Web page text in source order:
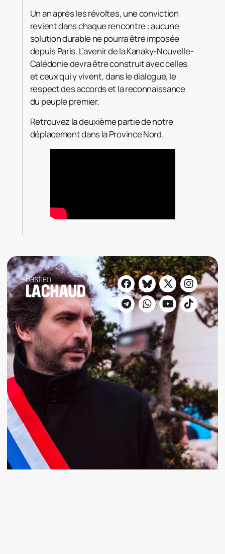
Un an après les révoltes, une conviction
revient dans chaque rencontre : aucune
solution durable ne pourra être imposée
depuis Paris. L’avenir de la Kanaky-Nouvelle-
Calédonie devra être construit avec celles
et ceux qui y vivent, dans le dialogue, le
respect des accords et la reconnaissance
du peuple premier.
Retrouvez la deuxième partie de notre
déplacement dans la Province Nord.